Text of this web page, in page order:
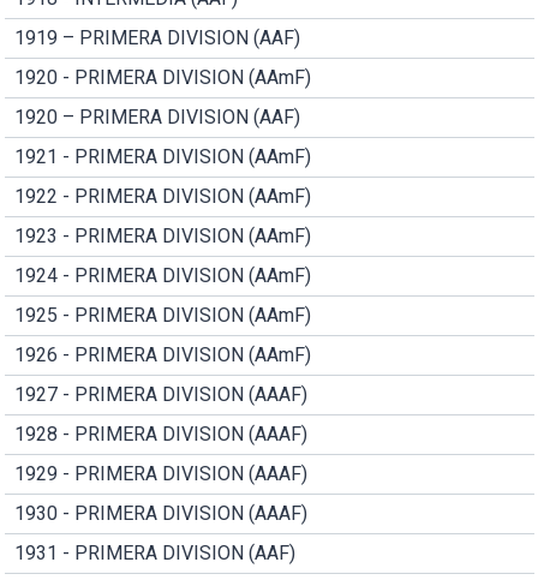
1919 – PRIMERA DIVISION (AAF)
1920 - PRIMERA DIVISION (AAmF)
1920 – PRIMERA DIVISION (AAF)
1921 - PRIMERA DIVISION (AAmF)
1922 - PRIMERA DIVISION (AAmF)
1923 - PRIMERA DIVISION (AAmF)
1924 - PRIMERA DIVISION (AAmF)
1925 - PRIMERA DIVISION (AAmF)
1926 - PRIMERA DIVISION (AAmF)
1927 - PRIMERA DIVISION (AAAF)
1928 - PRIMERA DIVISION (AAAF)
1929 - PRIMERA DIVISION (AAAF)
1930 - PRIMERA DIVISION (AAAF)
1931 - PRIMERA DIVISION (AAF)